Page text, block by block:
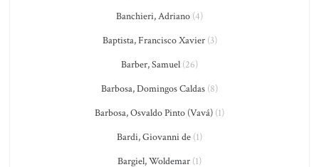
Banchieri, Adriano (4)
Baptista, Francisco Xavier(3)
Barber, Samuel (26)
Barbosa, Domingos Caldas (8)
Barbosa, Osvaldo Pinto (Vavá) (1)
Bardi, Giovanni de (1)
Bargiel, Woldemar (1)